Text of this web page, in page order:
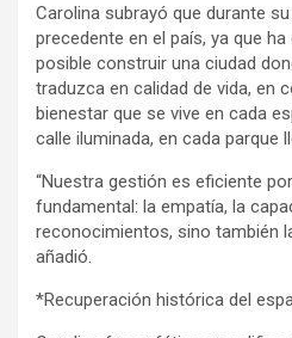
Carolina subrayó que durante
precedente en el país, ya que
posible construir una ciudad
traduzca en calidad de vida, en
bienestar que se vive en cada
calle iluminada, en cada parque
“Nuestra gestión es eficiente
fundamental: la empatía, la
reconocimientos, sino también
añadió.
*Recuperación histórica del